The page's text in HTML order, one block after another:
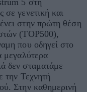
5 στη
σε γενετική και
στην πρώτη θέση
(TOP500),
που οδηγεί στο
μεγαλύτερα
δεν σταματάμε
την Τεχνητή
Στην καθημερινή